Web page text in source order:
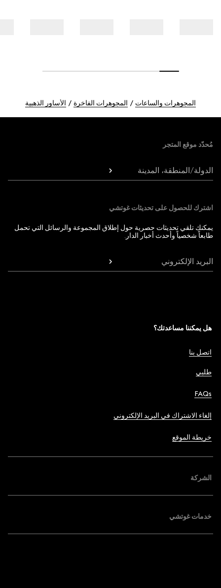
المجوهرات والساعات المجوهرات الفاخرة الأساور الذهبية
مُحدّد موقع المتجر
الدولة/المنطقة، المدينة
اشترك للحصول على تحديثات غوتشي
يمكنك تلقي تحديثات حصرية حول إطلاق المجموعة والرسائل التي تحمل
طابعاً شخصياً وأحدث أخبار الدار.
البريد الإلكتروني
هل يمكننا مساعدتك؟
اتصل بنا
طلبي
FAQs
إلغاء الاشتراك في البريد الإلكتروني
خريطة الموقع
الشركة
خدمات غوتشي